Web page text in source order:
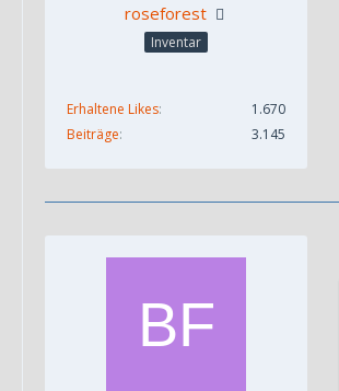
roseforest
Inventar
Erhaltene Likes
1.670
Beiträge
3.145